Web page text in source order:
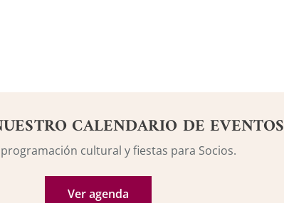
CALENDARIO DE EVENTOS
cultural y fiestas para Socios.
Ver agenda